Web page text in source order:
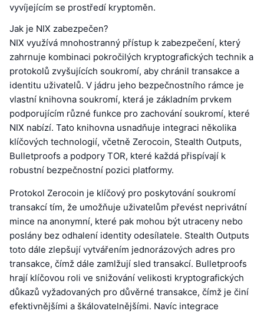
vyvíjejícím se prostředí kryptoměn.
Jak je NIX zabezpečen?
NIX využívá mnohostranný přístup k zabezpečení, který
zahrnuje kombinaci pokročilých kryptografických technik a
protokolů zvyšujících soukromí, aby chránil transakce a
identitu uživatelů. V jádru jeho bezpečnostního rámce je
vlastní knihovna soukromí, která je základním prvkem
podporujícím různé funkce pro zachování soukromí, které
NIX nabízí. Tato knihovna usnadňuje integraci několika
klíčových technologií, včetně Zerocoin, Stealth Outputs,
Bulletproofs a podpory TOR, které každá přispívají k
robustní bezpečnostní pozici platformy.
Protokol Zerocoin je klíčový pro poskytování soukromí
transakcí tím, že umožňuje uživatelům převést neprivátní
mince na anonymní, které pak mohou být utraceny nebo
poslány bez odhalení identity odesílatele. Stealth Outputs
toto dále zlepšují vytvářením jednorázových adres pro
transakce, čímž dále zamlžují sled transakcí. Bulletproofs
hrají klíčovou roli ve snižování velikosti kryptografických
důkazů vyžadovaných pro důvěrné transakce, čímž je činí
efektivnějšími a škálovatelnějšími. Navíc integrace